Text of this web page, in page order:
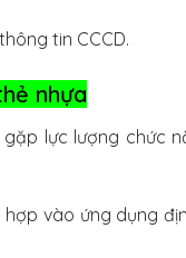
tin CCCD.
nhựa
lực lượng chức
vào ứng dụng